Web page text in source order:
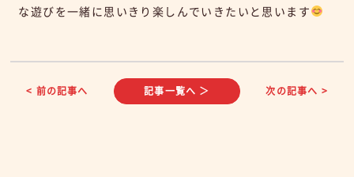
な遊びを一緒に思いきり楽しんでいきたいと思います
< 前の記事へ 記事一覧へ ＞ 次の記事へ >